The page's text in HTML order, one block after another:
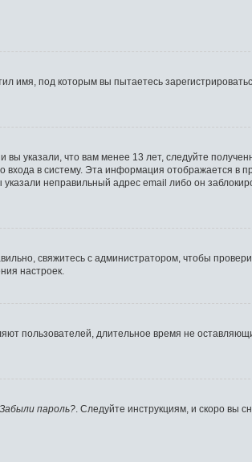
имя, под которым вы пытаетесь
вы указали, что вам менее 13 лет, следуйте
в систему. Эта информация отображается в
неправильный адрес email либо он
свяжитесь с администратором, чтобы
настроек.
пользователей, длительное время не
Забыли пароль? . Следуйте инструкциям, и скоро вы